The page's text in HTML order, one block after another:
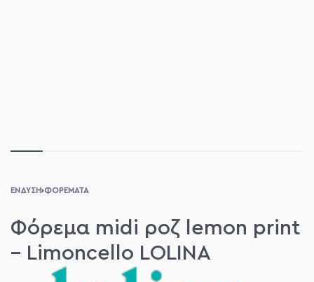
ΈΝΔΥΣΗ›ΦΟΡΈΜΑΤΑ
Φόρεμα midi ροζ lemon print
– Limoncello LOLINA